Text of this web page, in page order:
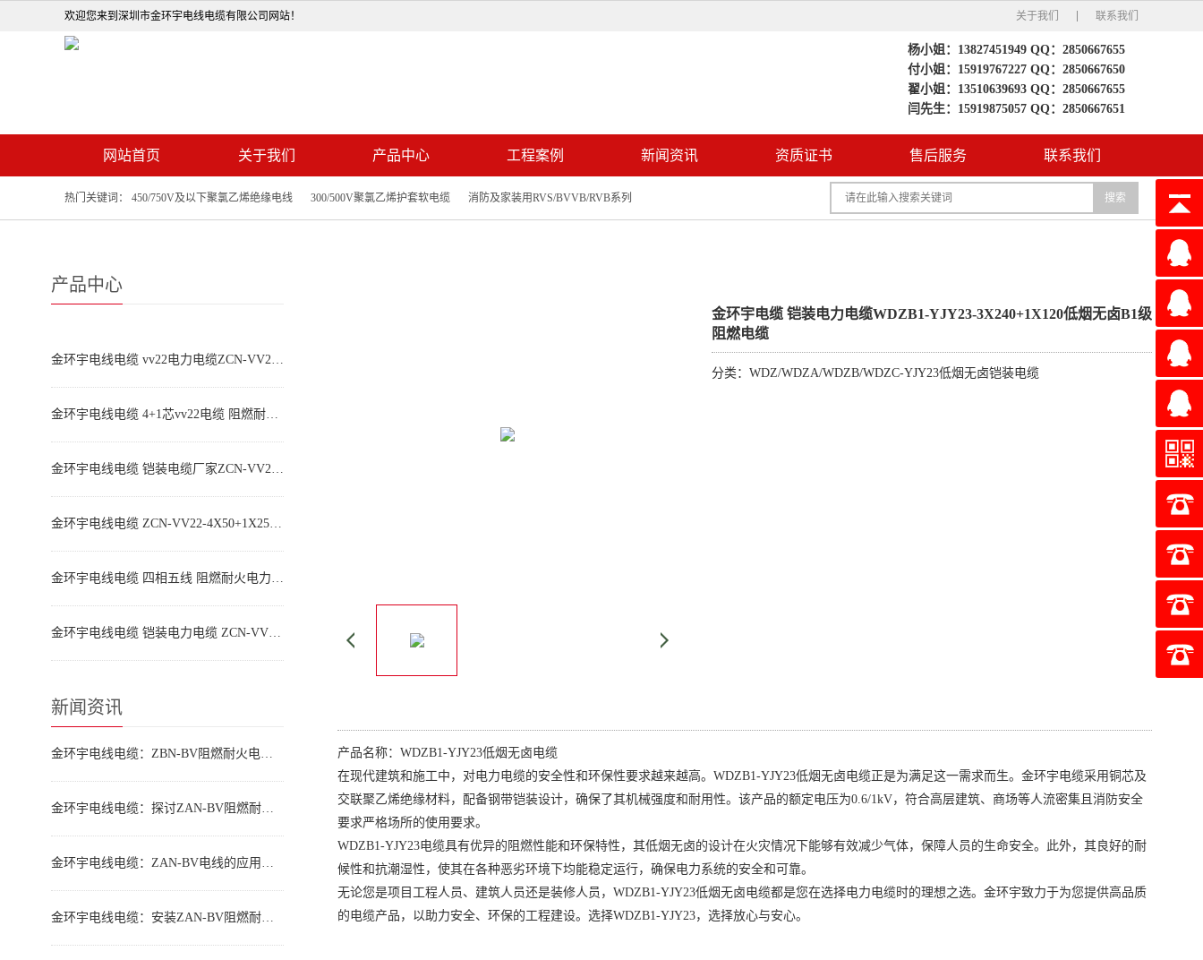
欢迎您来到深圳市金环宇电线电缆有限公司网站！ 关于我们 联系我们
杨小姐：13827451949 QQ：2850667655
付小姐：15919767227 QQ：2850667650
翟小姐：13510639693 QQ：2850667655
闫先生：15919875057 QQ：2850667651
网站首页 关于我们 产品中心 工程案例 新闻资讯 资质证书 售后服务 联系我们
热门关键词： 450/750V及以下聚氯乙烯绝缘电线 300/500V聚氯乙烯护套软电缆 消防及家装用RVS/BVVB/RVB系列 搜索
产品中心
金环宇电线电缆 vv22电力电缆ZCN-VV22-4X120+1X70平方 阻燃耐火电缆
金环宇电线电缆 4+1芯vv22电缆 阻燃耐火电缆ZCN-VV22-4X95+1X50平方
金环宇电线电缆 铠装电缆厂家ZCN-VV22-4X70+1X35 耐火阻燃电力电缆
金环宇电线电缆 ZCN-VV22-4X50+1X25平方 c类阻燃耐火铠装电缆价格
金环宇电线电缆 四相五线 阻燃耐火电力电缆ZCN-VV22-4X35+1X16铠装电缆
金环宇电线电缆 铠装电力电缆 ZCN-VV22-4X25+1X16平方 耐火阻燃电缆
新闻资讯
金环宇电线电缆：ZBN-BV阻燃耐火电线的技术参数
金环宇电线电缆：探讨ZAN-BV阻燃耐火电线的介绍、特点
金环宇电线电缆：ZAN-BV电线的应用领域
金环宇电线电缆：安装ZAN-BV阻燃耐火电线的规范与技巧全解析
金环宇电缆 铠装电力电缆WDZB1-YJY23-3X240+1X120低烟无卤B1级
阻燃电缆
分类：WDZ/WDZA/WDZB/WDZC-YJY23低烟无卤铠装电缆
产品名称：WDZB1-YJY23低烟无卤电缆
在现代建筑和施工中，对电力电缆的安全性和环保性要求越来越高。WDZB1-YJY23低烟无卤电缆正是为满足这一需求而生。金环宇电缆采用铜芯及
交联聚乙烯绝缘材料，配备钢带铠装设计，确保了其机械强度和耐用性。该产品的额定电压为0.6/1kV，符合高层建筑、商场等人流密集且消防安全
要求严格场所的使用要求。
WDZB1-YJY23电缆具有优异的阻燃性能和环保特性，其低烟无卤的设计在火灾情况下能够有效减少气体，保障人员的生命安全。此外，其良好的耐
候性和抗潮湿性，使其在各种恶劣环境下均能稳定运行，确保电力系统的安全和可靠。
无论您是项目工程人员、建筑人员还是装修人员，WDZB1-YJY23低烟无卤电缆都是您在选择电力电缆时的理想之选。金环宇致力于为您提供高品质
的电缆产品，以助力安全、环保的工程建设。选择WDZB1-YJY23，选择放心与安心。